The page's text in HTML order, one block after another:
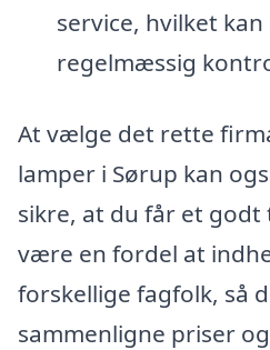
service, hvilket
regelmæssig
At vælge det rette
lamper i Sørup kan
sikre, at du får et
være en fordel at
forskellige fagfolk, så
sammenligne priser